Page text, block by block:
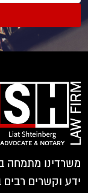
משרדינו מתמחה
ידע וקשרים רבים